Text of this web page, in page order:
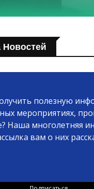
Новостей
полезную
мероприятиях,
Наша многолетняя
вам о них